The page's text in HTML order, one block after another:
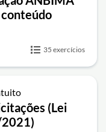
e revisão
35 exercícios
(Lei